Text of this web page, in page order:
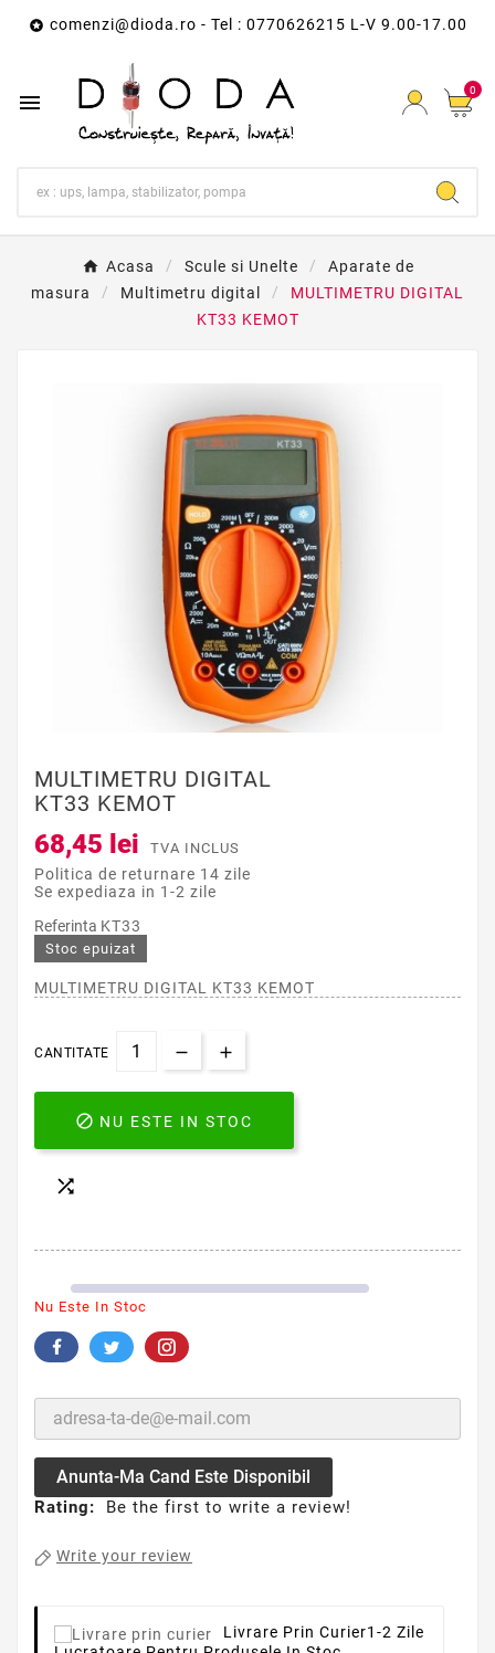
 comenzi@dioda.ro - Tel : 0770626215 L-V 9.00-17.00
 0
Acasa Scule si Unelte
Aparate de
masura
Multimetru digital
MULTIMETRU DIGITAL
KT33 KEMOT
MULTIMETRU DIGITAL
KT33 KEMOT
68,45 lei TVA INCLUS
Politica de returnare 14 zile
Se expediaza in 1-2 zile
Referinta KT33
Stoc epuizat
MULTIMETRU DIGITAL KT33 KEMOT
CANTITATE
 NU ESTE IN STOC

Nu Este In Stoc
Anunta-Ma Cand Este Disponibil
Rating: Be the first to write a review!
Write your review
Livrare Prin Curier1-2 Zile